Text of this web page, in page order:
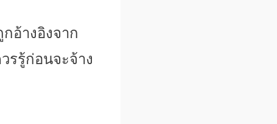
อ้างอิงจาก
รรู้ก่อนจะจ้าง